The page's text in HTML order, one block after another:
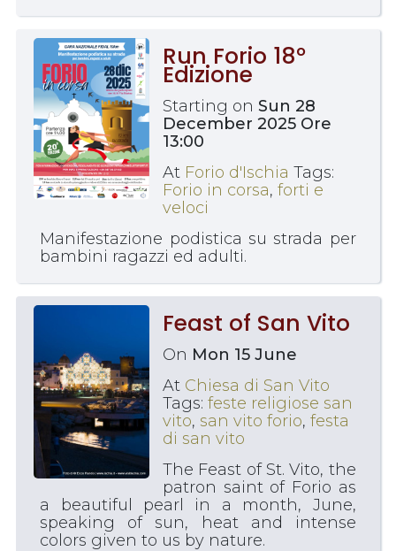
Run Forio 18°
Edizione
Starting on Sun 28
December 2025 Ore
13:00
At Forio d'Ischia Tags:
Forio in corsa, forti e
veloci
Manifestazione podistica su strada per
bambini ragazzi ed adulti.
Feast of San Vito
On Mon 15 June
At Chiesa di San Vito
Tags: feste religiose san
vito, san vito forio, festa
di san vito
The Feast of St. Vito, the
patron saint of Forio as
a beautiful pearl in a month, June,
speaking of sun, heat and intense
colors given to us by nature.